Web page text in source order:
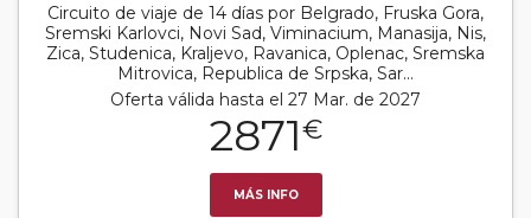
Circuito de viaje de 14 días por Belgrado, Fruska Gora,
Sremski Karlovci, Novi Sad, Viminacium, Manasija, Nis,
Zica, Studenica, Kraljevo, Ravanica, Oplenac, Sremska
Mitrovica, Republica de Srpska, Sar...
Oferta válida hasta el 27 Mar. de 2027
2871€
MÁS INFO